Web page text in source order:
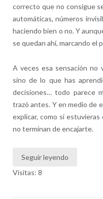
correcto que no consigue
automáticas, números
haciendo bien o no. Y
se quedan ahí, marcando el
A veces esa sensación no
sino de lo que has
decisiones… todo parece
trazó antes. Y en medio de
explicar, como si
no terminan de encajarte.
Seguir leyendo
Visitas: 8